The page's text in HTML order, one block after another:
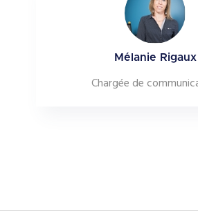
Mélanie Rigaux
Chargée de